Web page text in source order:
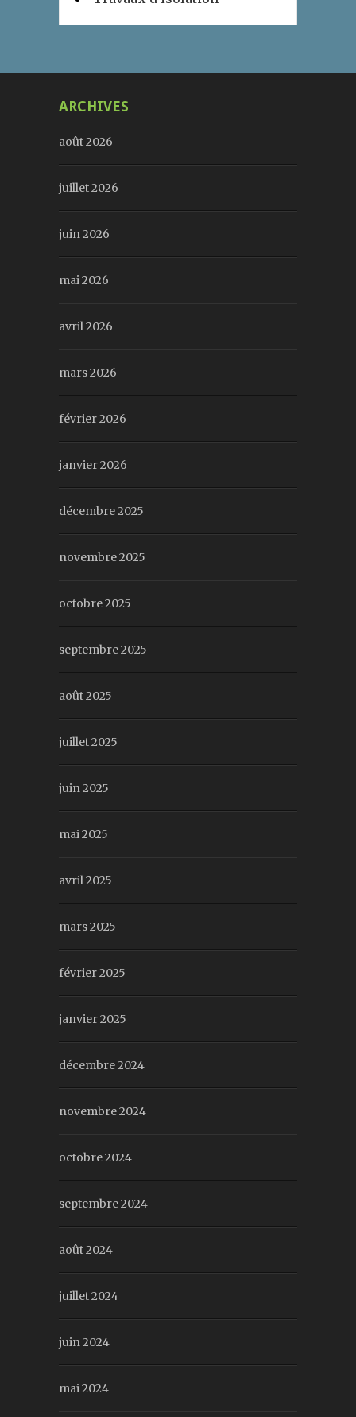
ARCHIVES
août 2026
juillet 2026
juin 2026
mai 2026
avril 2026
mars 2026
février 2026
janvier 2026
décembre 2025
novembre 2025
octobre 2025
septembre 2025
août 2025
juillet 2025
juin 2025
mai 2025
avril 2025
mars 2025
février 2025
janvier 2025
décembre 2024
novembre 2024
octobre 2024
septembre 2024
août 2024
juillet 2024
juin 2024
mai 2024